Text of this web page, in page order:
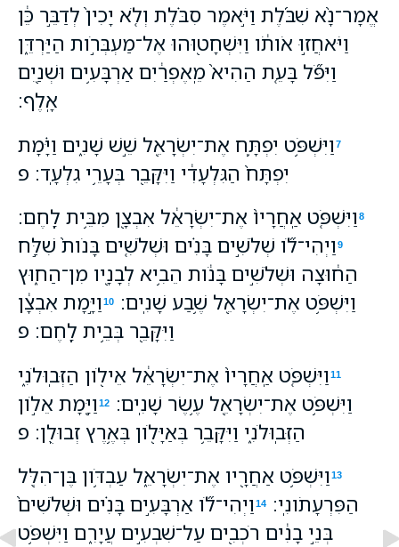
אֱמָר־נָ֨א שִׁבֹּ֜לֶת וַיֹּ֣אמֶר סִבֹּ֗לֶת וְלֹ֤א יָכִין֙ לְדַבֵּ֣ר כֵּ֔ן
וַיֹּאחֲז֣וּ אֹותֹ֔ו וַיִּשְׁחָט֖וּהוּ אֶל־מַעְבְּרֹ֣ות הַיַּרְדֵּ֑ן
וַיִּפֹּ֞ל בָּעֵ֤ת הַהִיא֙ מֵֽאֶפְרַ֔יִם אַרְבָּעִ֥ים וּשְׁנַ֖יִם
אָֽלֶף׃
7 וַיִּשְׁפֹּ֥ט יִפְתָּ֛ח אֶת־יִשְׂרָאֵ֖ל שֵׁ֣שׁ שָׁנִ֑ים וַיָּ֗מָת
יִפְתָּח֙ הַגִּלְעָדִ֔י וַיִּקָּבֵ֖ר בְּעָרֵ֥י גִלְעָֽד׃ פ
8 וַיִּשְׁפֹּ֤ט אַֽחֲרָיו֙ אֶת־יִשְׂרָאֵ֔ל אִבְצָ֖ן מִבֵּ֥ית לָֽחֶם׃
9 וַיְהִי־לֹ֞ו שְׁלֹשִׁ֣ים בָּנִ֗ים וּשְׁלֹשִׁ֤ים בָּנֹות֙ שִׁלַּ֣ח
הַח֔וּצָה וּשְׁלֹשִׁ֣ים בָּנֹ֔ות הֵבִ֥יא לְבָנָ֖יו מִן־הַח֑וּץ
וַיִּשְׁפֹּ֥ט אֶת־יִשְׂרָאֵ֖ל שֶׁ֥בַע שָׁנִֽים׃
10 וַיָּ֣מָת אִבְצָ֔ן
וַיִּקָּבֵ֖ר בְּבֵ֥ית לָֽחֶם׃ פ
11 וַיִּשְׁפֹּ֤ט אַֽחֲרָיו֙ אֶת־יִשְׂרָאֵ֔ל אֵילֹ֖ון הַזְּבֽוּלֹנִ֑י
וַיִּשְׁפֹּ֥ט אֶת־יִשְׂרָאֵ֖ל עֶ֥שֶׂר שָׁנִֽים׃
12 וַיָּ֖מָת אֵלֹ֣ון
הַזְּבֽוּלֹנִ֑י וַיִּקָּבֵ֥ר בְּאַיָּלֹ֖ון בְּאֶ֥רֶץ זְבוּלֻֽן׃ פ
13 וַיִּשְׁפֹּ֥ט אַחֲרָ֖יו אֶת־יִשְׂרָאֵ֑ל עַבְדֹּ֥ון בֶּן־הִלֵּ֖ל
הַפִּרְעָתֹונִֽי׃
14 וַיְהִי־לֹ֞ו אַרְבָּעִ֣ים בָּנִ֗ים וּשְׁלֹשִׁים֙
בְּנֵ֣י בָנִ֔ים רֹכְבִ֖ים עַל־שִׁבְעִ֣ים עֲיָרִ֑ם וַיִּשְׁפֹּ֥ט